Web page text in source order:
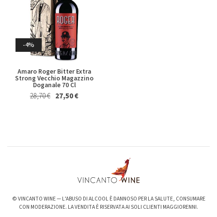
-6%
15,50 € 14,50 €
-4%
Amaro Roger Bitter Extra
Strong Vecchio Magazzino
Doganale 70 Cl
28,70 € 27,50 €
© VINCANTO WINE — L’ABUSO DI ALCOOL È DANNOSO PER LA SALUTE, CONSUMARE
CON MODERAZIONE. LA VENDITA È RISERVATA AI SOLI CLIENTI MAGGIORENNI.
Whisky & Whiskey